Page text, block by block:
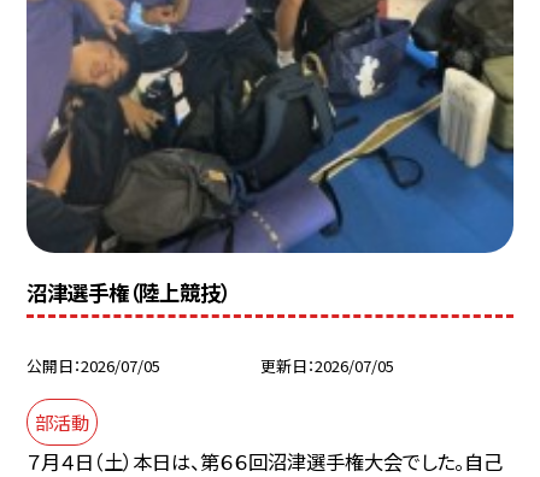
沼津選手権（陸上競技）
公開日 2026/07/05 更新日 2026/07/05
部活動
７月４日（土）本日は、第６６回沼津選手権大会でした。自己